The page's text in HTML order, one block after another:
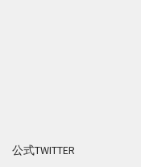
公式TWITTER